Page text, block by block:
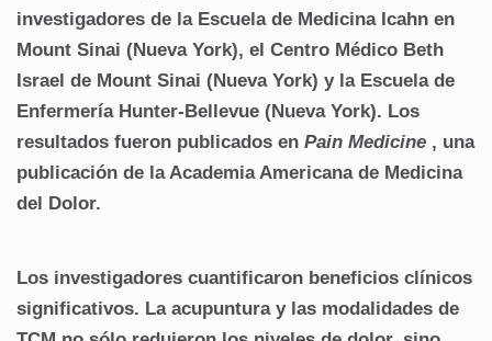
investigadores de la Escuela de Medicina Icahn en
Mount Sinai (Nueva York), el Centro Médico Beth
Israel de Mount Sinai (Nueva York) y la Escuela de
Enfermería Hunter-Bellevue (Nueva York). Los
resultados fueron publicados en Pain Medicine , una
publicación de la Academia Americana de Medicina
del Dolor.
Los investigadores cuantificaron beneficios clínicos
significativos. La acupuntura y las modalidades de